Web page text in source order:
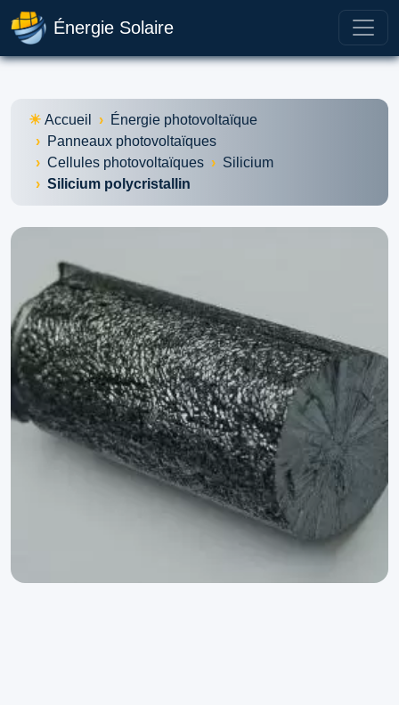
Énergie Solaire
Accueil
Énergie photovoltaïque
Panneaux photovoltaïques
Cellules photovoltaïques
Silicium
Silicium polycristallin